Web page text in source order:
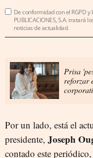
De conformidad con el RGPD y
PUBLICACIONES, S.A. tratará
noticias de actualidad.
Prisa
reforzar
Por un lado, está el
presidente, Joseph
contado este